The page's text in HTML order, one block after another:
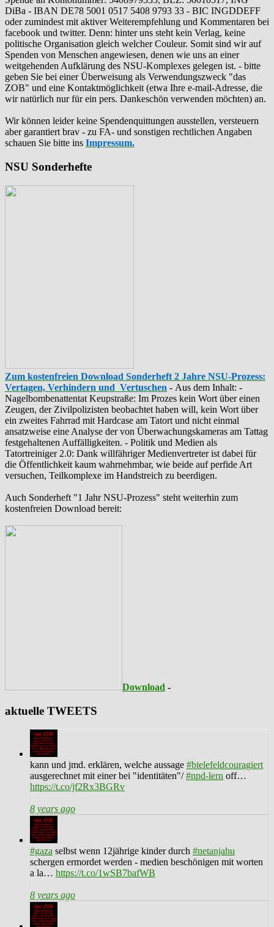
DiBa - IBAN DE78 5001 0517 5408 9793 33 - BIC INGDDEFF
oder zumindest mit aktiver Weiterempfehlung und Kommentaren bei
facebook und twitter. Denn: hinter uns steht kein Verlag, keine
politische Organisation gleich welcher Couleur. Somit sind wir auf
Spenden von Menschen angewiesen, denen wie uns an einer
weitgehenden Aufklärung des NSU-Komplexes gelegen ist. - bitte
geben Sie bei einer Überweisung als Verwendungszweck "das
ZOB" und eine Kontaktmöglichkeit (etwa Ihre e-mail-Adresse, die
wir natürlich nur für ein pers. Dankeschön verwenden möchten) an.
Wir können leider keine Spendenquittungen ausstellen, versteuern
aber garantiert brav - zu FA- und sonstigen rechtlichen Angaben
schauen Sie bitte ins Impressum.
NSU Sonderhefte
Zum kostenfreien Download Sonderheft 2 Jahre NSU-Prozess:
Vertagen, Verhindern und Vertuschen - Aus dem Inhalt: -
‪Nagelbombenattentat‬ ‎Keupstraße‬: Im Prozes kein Wort über einen
Zeugen, der Zivilpolizisten beobachtet haben will, kein Wort über
ein zweites Fahrrad mit Hardcase am Tatort und nicht einmal
ansatzweise eine Analyse der von Überwachungskameras am Tattag
festgehaltenen Auffälligkeiten. - Politik und Medien als
‪Tatortreiniger‬ 2.0: Dank willfähriger Medienvertreter ist dabei für
die Öffentlichkeit kaum wahrnehmbar, wie beide auf perfide Art
versuchen, Teilkomplexe im Handstreich zu beerdigen.
Auch Sonderheft "1 Jahr NSU-Prozess" steht weiterhin zum
kostenfreien Download bereit:
Download -
aktuelle TWEETS
kann und jmd. erklären, welche aussage #bielefeldcouragiert
ausgerechnet mit einer bei "identitäten"/#npd-lern off…
https://t.co/jf2Rx3BGRv
8 years ago
#gaza selbst wenn 12jährige kinder durch #netanjahu
schergen ermordet werden - medien beschönigen mit worten
a la… https://t.co/1wSB7bafWB
8 years ago